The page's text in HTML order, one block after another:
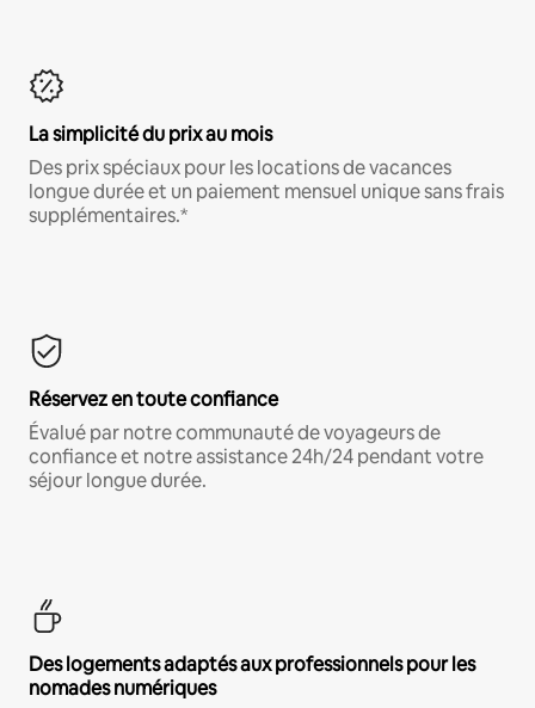
La simplicité du prix au mois
Des prix spéciaux pour les locations de vacances
longue durée et un paiement mensuel unique sans frais
supplémentaires.*
Réservez en toute confiance
Évalué par notre communauté de voyageurs de
confiance et notre assistance 24h/24 pendant votre
séjour longue durée.
Des logements adaptés aux professionnels pour les
nomades numériques